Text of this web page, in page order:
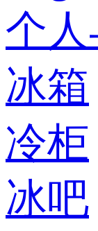
个
冰箱
冷柜
冰吧